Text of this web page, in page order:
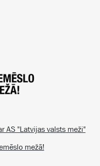
AS "Latvijas valsts meži"
mežā!